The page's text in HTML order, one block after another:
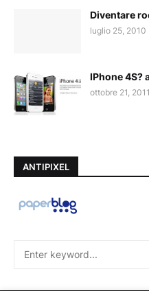
Diventare
luglio 25, 2010
IPhone 4S?
ottobre 21, 2011
ANTIPIXEL